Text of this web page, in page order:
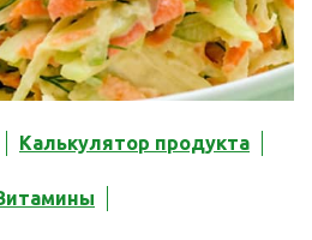
Калькулятор продукта